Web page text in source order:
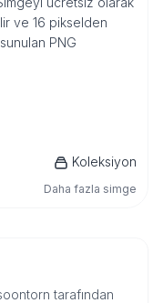
ve 16 pikselden
PNG
Koleksiyon
Daha fazla simge
tarafından